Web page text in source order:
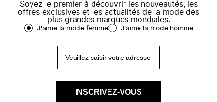
Soyez le premier à découvrir les nouveautés, les
offres exclusives et les actualités de la mode des
plus grandes marques mondiales.
J'aime la mode femme J'aime la mode homme
INSCRIVEZ-VOUS